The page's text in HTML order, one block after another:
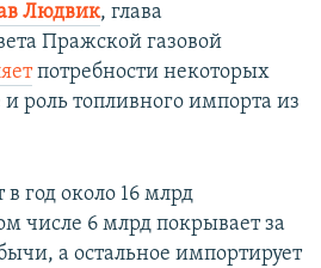
Людвик, глава
Пражской газовой
потребности некоторых
и роль топливного импорта из
год около 16 млрд
числе 6 млрд покрывает за
а остальное импортирует